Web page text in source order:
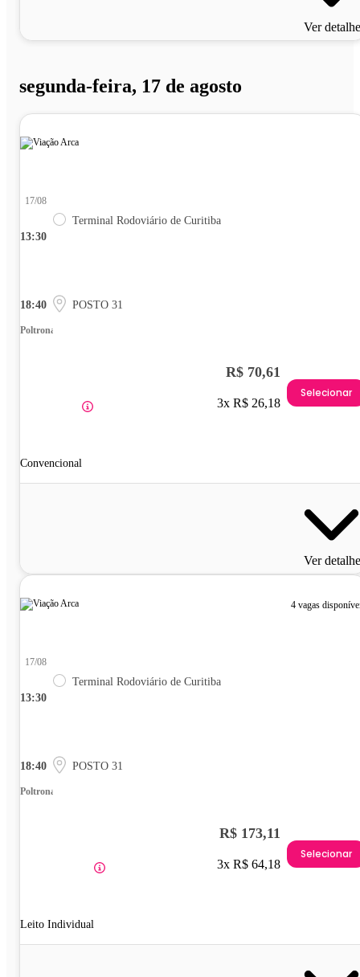
Ver
segunda-feira, 17 de agosto
13:30
17/08
Terminal Rodoviário de Curitiba
18:40 POSTO 31
Poltrona
Convencional
R$ 70,61
3x R$ 26,18
Selecionar
Ver
4 vagas
13:30
17/08
Terminal Rodoviário de Curitiba
18:40 POSTO 31
Poltrona
Leito Individual
R$ 173,11
3x R$ 64,18
Selecionar